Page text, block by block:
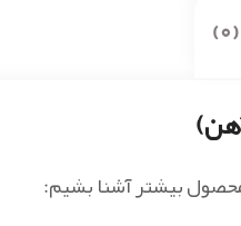
محصول بیشتر آشنا بشیم: